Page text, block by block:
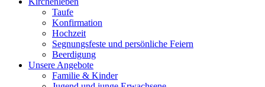
Taufe
Konfirmation
Hochzeit
Segnungsfeste und persönliche Feiern
Beerdigung
Unsere Angebote
Familie & Kinder